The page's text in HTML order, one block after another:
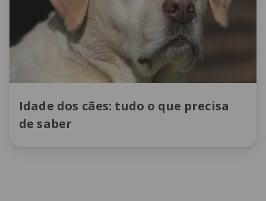
Idade dos cães: tudo o que precisa
de saber